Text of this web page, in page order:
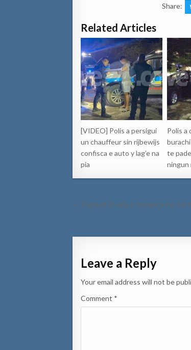
Share:
Related Articles
[VIDEO] Polis a persigui
un chauffeur sin rijbewijs
confisca e auto y lag’e na
pia
Polis a
te
ningun
Post
← Dama di 35 aña a trompica cay for
Leave a Reply
Your email address will not be
Comment *